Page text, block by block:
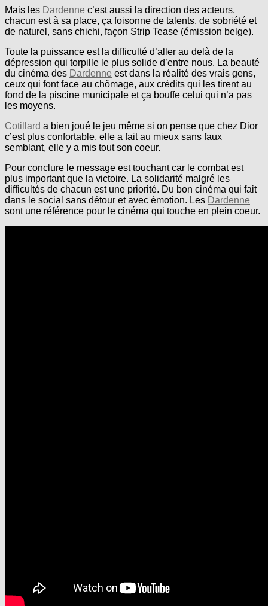
Mais les Dardenne c’est aussi la direction des acteurs,
chacun est à sa place, ça foisonne de talents, de sobriété et
de naturel, sans chichi, façon Strip Tease (émission belge).
Toute la puissance est la difficulté d’aller au delà de la
dépression qui torpille le plus solide d’entre nous. La beauté
du cinéma des Dardenne est dans la réalité des vrais gens,
ceux qui font face au chômage, aux crédits qui les tirent au
fond de la piscine municipale et ça bouffe celui qui n’a pas
les moyens.
Cotillard a bien joué le jeu même si on pense que chez Dior
c’est plus confortable, elle a fait au mieux sans faux
semblant, elle y a mis tout son coeur.
Pour conclure le message est touchant car le combat est
plus important que la victoire. La solidarité malgré les
difficultés de chacun est une priorité. Du bon cinéma qui fait
dans le social sans détour et avec émotion. Les Dardenne
sont une référence pour le cinéma qui touche en plein coeur.